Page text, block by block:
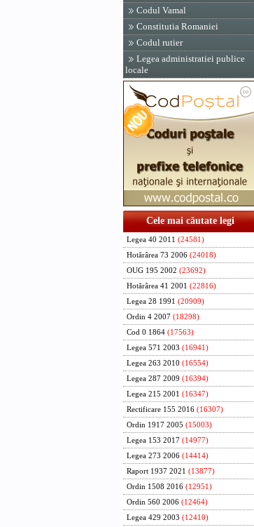
Codul Vamal
Constitutia Romaniei
Codul rutier
Legea administratiei publice
locale
Cele mai căutate legi
Legea 40 2011 (24581)
Hotărârea 73 2006 (24018)
OUG 195 2002 (23692)
Hotărârea 41 2001 (22816)
Legea 28 1991 (20909)
Ordin 4 2007 (18298)
Cod 0 1864 (17563)
Legea 571 2003 (16941)
Legea 263 2010 (16554)
Legea 287 2009 (16394)
Legea 215 2001 (16347)
Rectificare 155 2016 (16307)
Ordin 1917 2005 (15003)
Legea 153 2017 (14977)
Legea 273 2006 (14414)
Raport 1937 2021 (13877)
Ordin 1508 2016 (12951)
Ordin 560 2006 (12464)
Legea 429 2003 (12410)